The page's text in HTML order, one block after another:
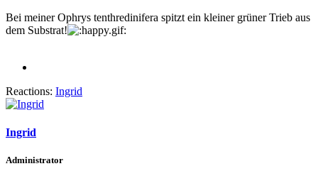
Bei meiner Ophrys tenthredinifera spitzt ein kleiner grüner Trieb aus
dem Substrat!
Reactions: Ingrid
Ingrid
Administrator